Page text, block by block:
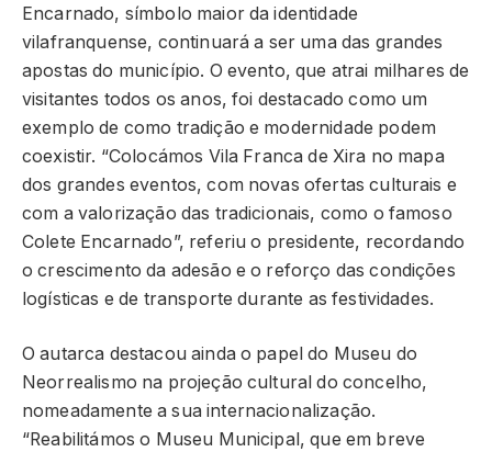
Encarnado, símbolo maior da identidade
vilafranquense, continuará a ser uma das grandes
apostas do município. O evento, que atrai milhares de
visitantes todos os anos, foi destacado como um
exemplo de como tradição e modernidade podem
coexistir. “Colocámos Vila Franca de Xira no mapa
dos grandes eventos, com novas ofertas culturais e
com a valorização das tradicionais, como o famoso
Colete Encarnado”, referiu o presidente, recordando
o crescimento da adesão e o reforço das condições
logísticas e de transporte durante as festividades.
O autarca destacou ainda o papel do Museu do
Neorrealismo na projeção cultural do concelho,
nomeadamente a sua internacionalização.
“Reabilitámos o Museu Municipal, que em breve